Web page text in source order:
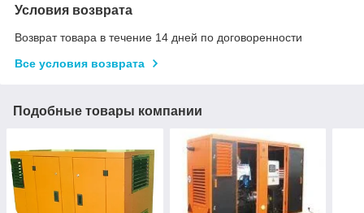
Условия возврата
Возврат товара в течение 14 дней по договоренности
Все условия возврата
Подобные товары компании